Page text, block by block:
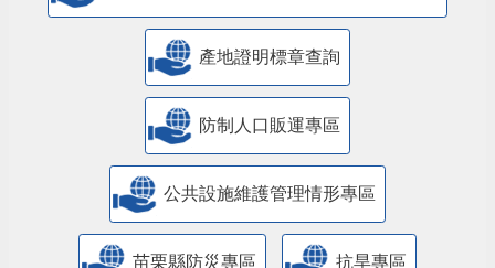
產地證明標章查詢
防制人口販運專區
​公共設施維護管理情形專區
苗栗縣防災專區 抗旱專區